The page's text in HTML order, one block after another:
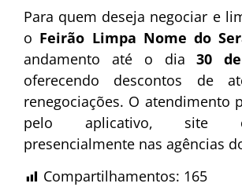
Para quem deseja negociar e
o Feirão Limpa Nome do
andamento até o dia30
oferecendo descontos de
renegociações. O atendimento
pelo aplicativo, site
presencialmente nas agências
Compartilhamentos: 165